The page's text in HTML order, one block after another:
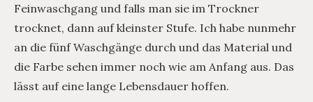
Feinwaschgang und falls man sie im Trockner
trocknet, dann auf kleinster Stufe. Ich habe nunmehr
an die fünf Waschgänge durch und das Material und
die Farbe sehen immer noch wie am Anfang aus. Das
lässt auf eine lange Lebensdauer hoffen.